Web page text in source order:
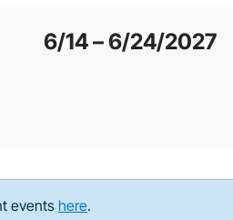
6/14 – 6/24/2027
events here.